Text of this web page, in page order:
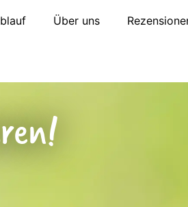
Über uns